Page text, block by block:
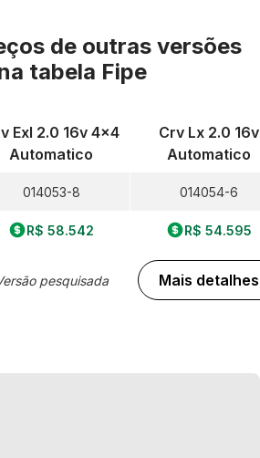
de outras versões
tabela Fipe
Exl 2.0 16v 4x4
Automatico
014053-8
R$ 58.542
pesquisada
Crv Lx 2.0 16v
Automatico
014054-6
R$ 54.595
Mais detalhes